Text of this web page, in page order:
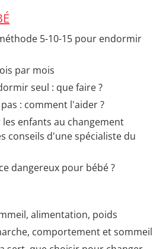
5-10-15 pour endormir
par mois
seul : que faire ?
: comment l'aider ?
enfants au changement
conseils d'une spécialiste du
dangereux pour bébé ?
alimentation, poids
comportement et sommeil